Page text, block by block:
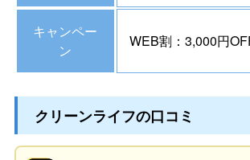
キャンペー
ン
WEB割：3,000円
クリーンライフの口コミ